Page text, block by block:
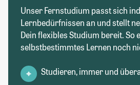
Unser Fernstudium passt sich
Lernbedürfnissen an und stellt
Dein flexibles Studium bereit. So
selbstbestimmtes Lernen noch
Studieren, immer und